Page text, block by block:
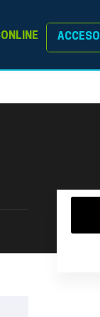
ONLINE ACCESO